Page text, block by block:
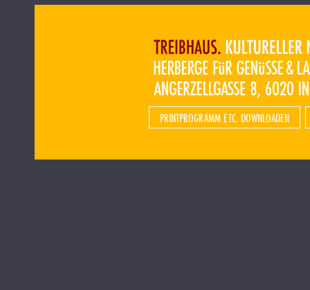
PRINTPROGRAMM ETC. DOWNLOADEN